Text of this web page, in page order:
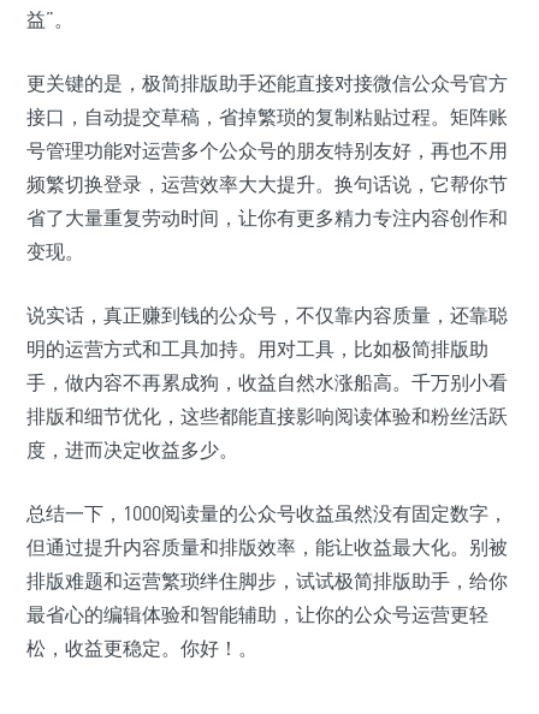
益”。
更关键的是，极简排版助手还能直接对接微信公众号官方
接口，自动提交草稿，省掉繁琐的复制粘贴过程。矩阵账
号管理功能对运营多个公众号的朋友特别友好，再也不用
频繁切换登录，运营效率大大提升。换句话说，它帮你节
省了大量重复劳动时间，让你有更多精力专注内容创作和
变现。
说实话，真正赚到钱的公众号，不仅靠内容质量，还靠聪
明的运营方式和工具加持。用对工具，比如极简排版助
手，做内容不再累成狗，收益自然水涨船高。千万别小看
排版和细节优化，这些都能直接影响阅读体验和粉丝活跃
度，进而决定收益多少。
总结一下，1000阅读量的公众号收益虽然没有固定数字，
但通过提升内容质量和排版效率，能让收益最大化。别被
排版难题和运营繁琐绊住脚步，试试极简排版助手，给你
最省心的编辑体验和智能辅助，让你的公众号运营更轻
松，收益更稳定。你好！。